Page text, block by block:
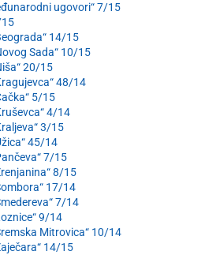
ugovori“ 7/15
15
14/15
Sada“ 10/15
20/15
48/14
5/15
4/14
3/15
45/14
7/15
8/15
17/14
7/14
9/14
Mitrovica“ 10/14
14/15